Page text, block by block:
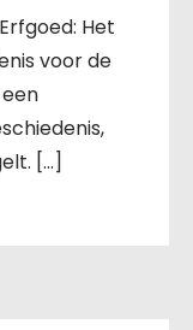
Het
voor de
[…]